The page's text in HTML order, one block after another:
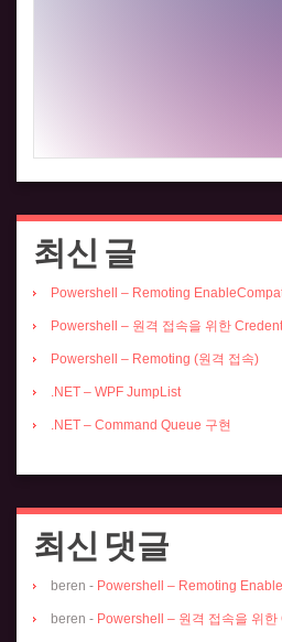
최신 글
Powershell – Remoting
Powershell – 원격 접속을 위한
Powershell – Remoting (원격 접속)
.NET – WPF JumpList
.NET – Command Queue 구현
최신 댓글
beren - Powershell – Remoting
beren - Powershell – 원격 접속을 위한